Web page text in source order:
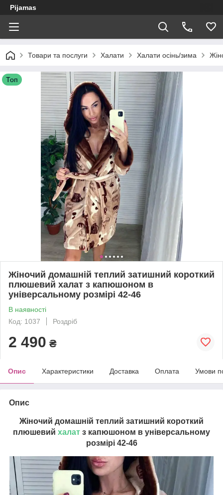
Pijamas
Товари та послуги Халати Халати осінь/зима
Топ
Жіночий домашній теплий затишний короткий
плюшевий халат з капюшоном в
універсальному розмірі 42-46
В наявності
Код: 1037
Роздріб
2 490 ₴
Опис Характеристики Доставка Оплата Умови
Опис
Жіночий домашній теплий затишний короткий
плюшевий халат з капюшоном в універсальному
розмірі 42-46